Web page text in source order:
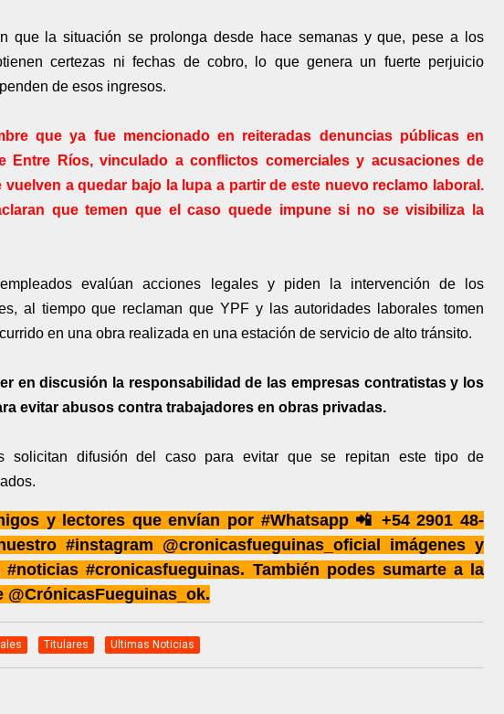
que la situación se prolonga desde hace semanas y que, pese a los
certezas ni fechas de cobro, lo que genera un fuerte perjuicio
de esos ingresos.
que ya fue mencionado en reiteradas denuncias públicas en
Entre Ríos, vinculado a conflictos comerciales y acusaciones de
vuelven a quedar bajo la lupa a partir de este nuevo reclamo laboral.
que temen que el caso quede impune si no se visibiliza la
evalúan acciones legales y piden la intervención de los
al tiempo que reclaman que YPF y las autoridades laborales tomen
en una obra realizada en una estación de servicio de alto tránsito.
en discusión la responsabilidad de las empresas contratistas y los
evitar abusos contra trabajadores en obras privadas.
solicitan difusión del caso para evitar que se repitan este tipo de
y lectores que envían por #Whatsapp 📲 +54 2901 48-
#instagram @cronicasfueguinas_oficial imágenes y
#cronicasfueguinas. También podes sumarte a la
@CrónicasFueguinas_ok.
Titulares Ultimas Noticias